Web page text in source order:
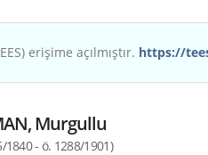
erişime açılmıştır. https://
Murgullu
1840 - ö. 1288/1901)